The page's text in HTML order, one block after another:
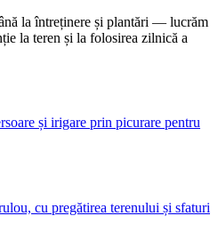
la întreținere și plantări — lucrăm
la teren și la folosirea zilnică a
și irigare prin picurare pentru
cu pregătirea terenului și sfaturi